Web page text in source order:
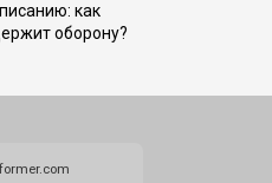
как
оборону?